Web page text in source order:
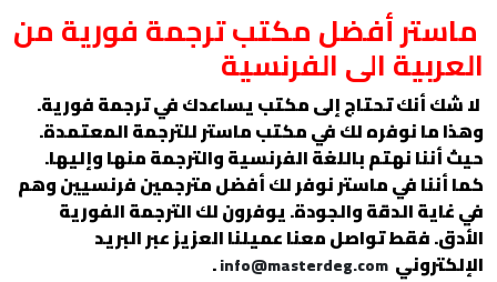
ماستر أفضل مكتب ترجمة فورية من
العربية الى الفرنسية
لا شك أنك تحتاج إلى مكتب يساعدك في ترجمة فورية.
وهذا ما نوفره لك في مكتب ماستر للترجمة المعتمدة.
حيث أننا نهتم باللغة الفرنسية والترجمة منها وإليها.
كما أننا في ماستر نوفر لك أفضل مترجمين فرنسيين وهم
في غاية الدقة والجودة. يوفرون لك الترجمة الفورية
الأدق. فقط تواصل معنا عميلنا العزيز عبر البريد
الإلكتروني info@masterdeg.com
.